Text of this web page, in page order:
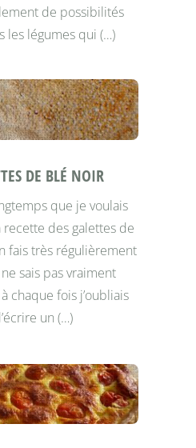
de possibilités
les légumes qui (…)
DE BLÉ NOIR
que je voulais
des galettes de
fais très régulièrement
sais pas vraiment
chaque fois j’oubliais
un (…)